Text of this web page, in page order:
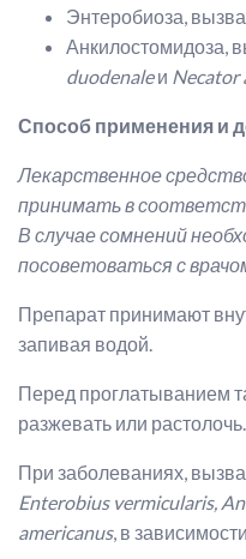
Энтеробиоза,
Анкилостомидоза,
duodenaleи Necator
Способ применения и
Лекарственное
принимать в
В случае сомнений
посоветоваться с
Препарат принимают
запивая водой.
Перед проглатыванием
разжевать или растолочь.
При заболеваниях,
Enterobius vermicularis,
americanus, в